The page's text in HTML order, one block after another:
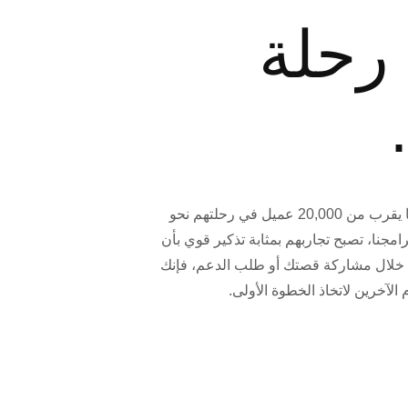
رحلة
تدعم Valley Cities كل عام ما يقرب من 20,000 عميل في رحلتهم نحو
تصبح تجاربهم بمثابة تذكير قوي بأن
مشاركة قصتك أو طلب الدعم، فإنك
لاتخاذ الخطوة الأولى.